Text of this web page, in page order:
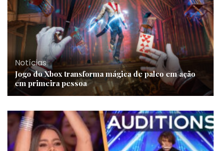
Notícias
Jogo do Xbox transforma mágica de palco em ação
em primeira pessoa